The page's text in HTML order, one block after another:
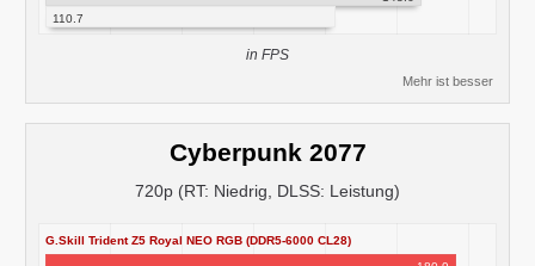
110.7
in FPS
Mehr ist besser
Cyberpunk 2077
720p (RT: Niedrig, DLSS: Leistung)
G.Skill Trident Z5 Royal NEO RGB (DDR5-6000 CL28)